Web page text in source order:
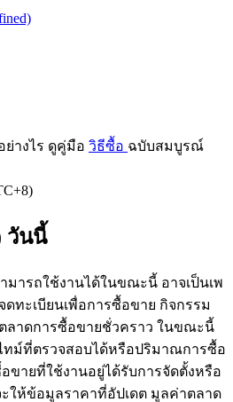
เป็นหลักประกัน
างไร ดูคู่มือ วิธีซื้อ ฉบับสมบูรณ์
วันนี้
ามารถใช้งานได้ในขณะนี้ อาจเป็นเพ
ดทะเบียนเพื่อการซื้อขาย กิจกรรม
ลาดการซื้อขายชั่วคราว ในขณะนี้
ทม์ที่ตรวจสอบได้หรือปริมาณการซื้อ
ขายที่ใช้งานอยู่ได้รับการจัดตั้งหรือ
ให้ข้อมูลราคาที่อัปเดต มูลค่าตลาด